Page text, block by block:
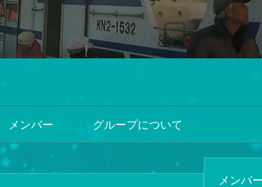
メンバー グループについて
メンバ